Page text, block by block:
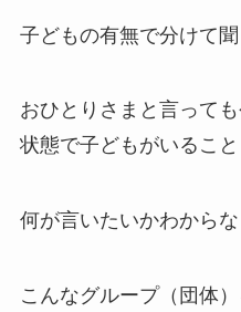
子どもの有無で分けて
おひとりさまと言って
状態で子どもがいること
何が言いたいかわから
こんなグループ（団体